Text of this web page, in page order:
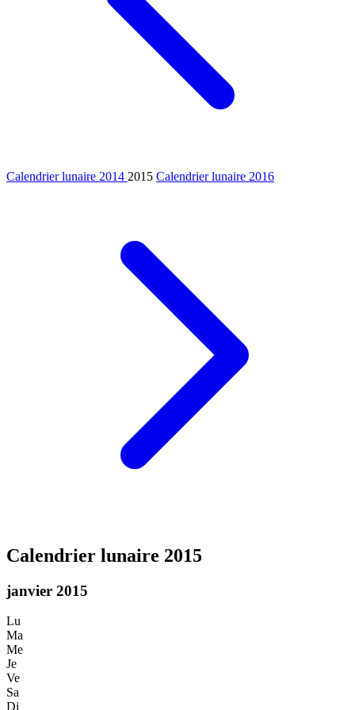
Calendrier lunaire 2014 2015 Calendrier lunaire 2016
Calendrier lunaire 2015
janvier 2015
Lu
Ma
Me
Je
Ve
Sa
Di